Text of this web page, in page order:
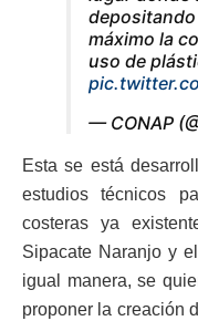
máximo la
uso de
— CONAP
Esta se está
estudios técnicos
costeras ya
Sipacate Naranjo y
igual manera, se
proponer la creación